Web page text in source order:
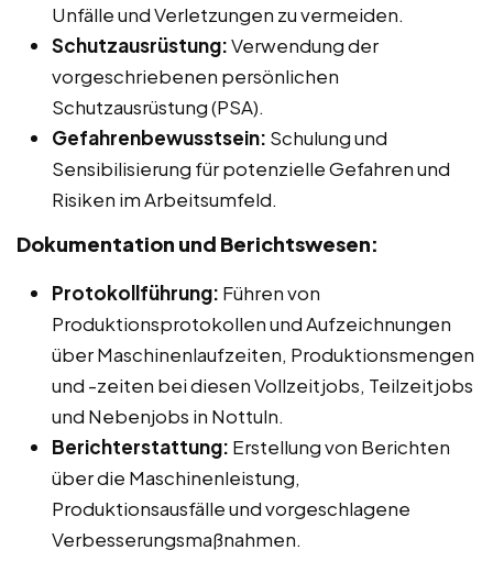
Unfälle und Verletzungen zu vermeiden.
Schutzausrüstung:Verwendung der
vorgeschriebenen persönlichen
Schutzausrüstung (PSA).
Gefahrenbewusstsein: Schulung und
Sensibilisierung für potenzielle Gefahren und
Risiken im Arbeitsumfeld.
Dokumentation und Berichtswesen:
Protokollführung: Führen von
Produktionsprotokollen und Aufzeichnungen
über Maschinenlaufzeiten, Produktionsmengen
und -zeiten bei diesen Vollzeitjobs, Teilzeitjobs
und Nebenjobs in Nottuln.
Berichterstattung: Erstellung von Berichten
über die Maschinenleistung,
Produktionsausfälle und vorgeschlagene
Verbesserungsmaßnahmen.